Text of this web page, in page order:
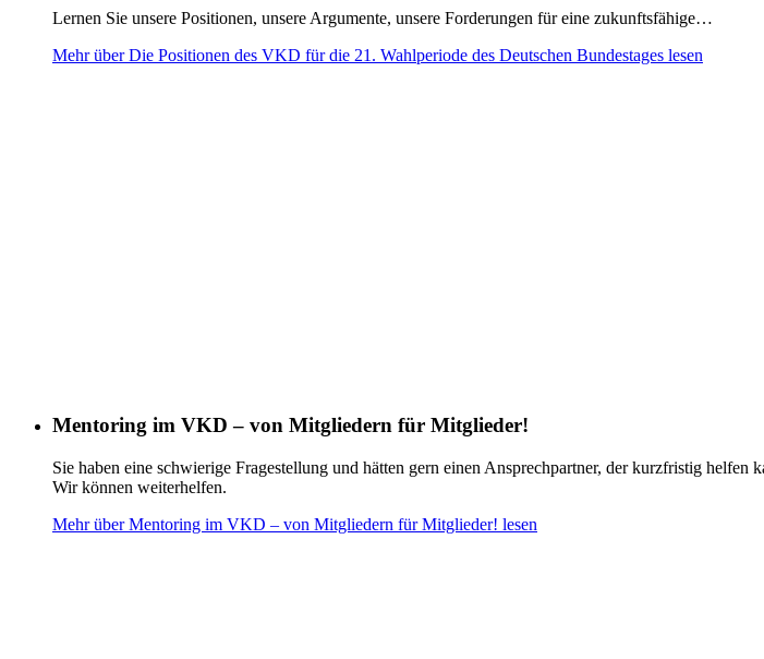
Lernen Sie unsere Positionen, unsere Argumente, unsere Forderungen für eine zukunftsfähige…
Mehr über Die Positionen des VKD für die 21. Wahlperiode des Deutschen Bundestages lesen
Mentoring im VKD – von Mitgliedern für Mitglieder!
Sie haben eine schwierige Fragestellung und hätten gern einen Ansprechpartner, der kurzfristig helfen
Wir können weiterhelfen.
Mehr über Mentoring im VKD – von Mitgliedern für Mitglieder! lesen